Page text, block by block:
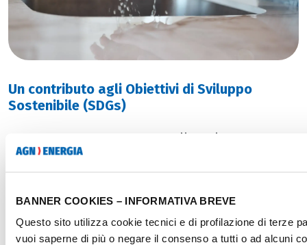
BANNER COOKIES – INFORMATIVA BREVE
Questo sito utilizza cookie tecnici e di profilazione di terze
vuoi saperne di più o negare il consenso a tutti o ad alcuni
Un contributo agli Obiettivi di Sviluppo
Sostenibile (SDGs)
Questo progetto supporta diversi
dell’Agenda 2030
SDG 6 –Acqua pulita e servizi igienico-
sanitari : garantire accesso all’acqua